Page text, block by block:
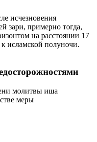
исчезновения
зари, примерно тогда,
на расстоянии 17
исламской полуночи.
молитвы иша
меры